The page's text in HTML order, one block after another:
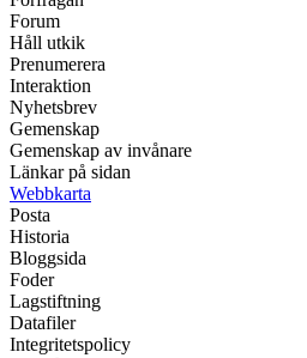
Forum
Håll utkik
Prenumerera
Interaktion
Nyhetsbrev
Gemenskap
Gemenskap av invånare
Länkar på sidan
Webbkarta
Posta
Historia
Bloggsida
Foder
Lagstiftning
Datafiler
Integritetspolicy